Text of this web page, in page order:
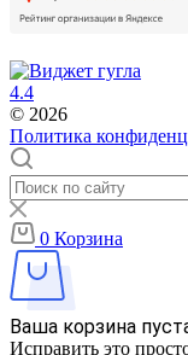
4.4
© 2026
Политика
0 Корзина
Ваша корзина
Исправить это